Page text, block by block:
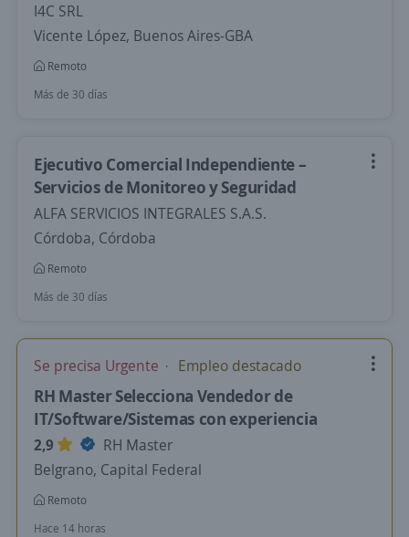
I4C SRL
Vicente López, Buenos Aires-GBA
Remoto
Más de 30 días
Ejecutivo Comercial Independiente –
Servicios de Monitoreo y Seguridad
ALFA SERVICIOS INTEGRALES S.A.S.
Córdoba, Córdoba
Remoto
Más de 30 días
Se precisa Urgente Empleo destacado
RH Master Selecciona Vendedor de
IT/Software/Sistemas con experiencia
2,9
RH Master
Belgrano, Capital Federal
Remoto
Hace 14 horas